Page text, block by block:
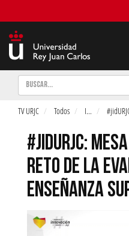
Buscar
TV URJC Todos I...
#JIDURJC:
RETO DE LA
ENSEÑANZA